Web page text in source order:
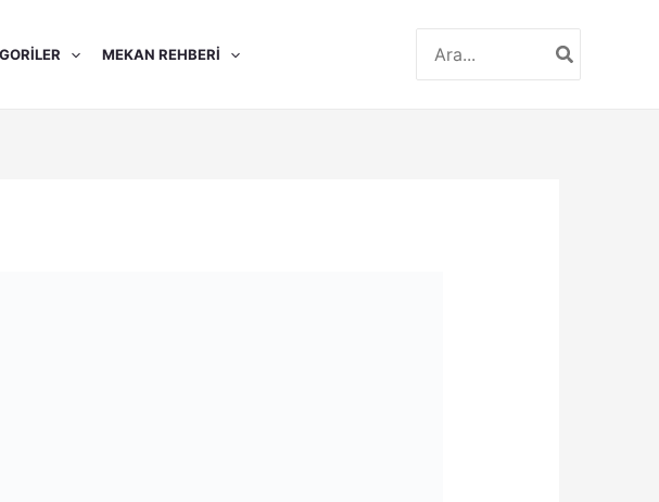
MEKAN REHBERI
for: